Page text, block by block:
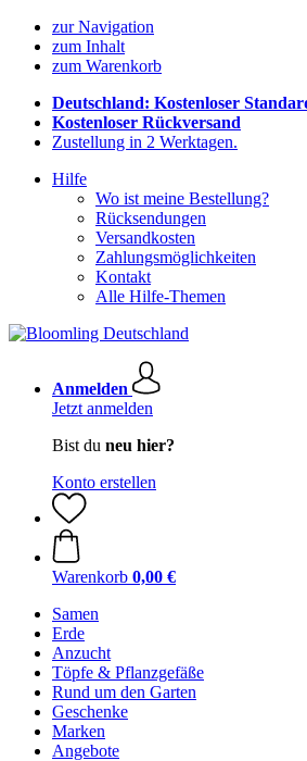
zur Navigation
zum Inhalt
zum Warenkorb
Deutschland: Kostenloser
Kostenloser Rückversand
Zustellung in 2 Werktagen.
Hilfe
Wo ist meine Bestellung?
Rücksendungen
Versandkosten
Zahlungsmöglichkeiten
Kontakt
Alle Hilfe-Themen
Anmelden
Jetzt anmelden
Bist du neu hier?
Konto erstellen
Warenkorb 0,00 €
Samen
Erde
Anzucht
Töpfe & Pflanzgefäße
Rund um den Garten
Geschenke
Marken
Angebote